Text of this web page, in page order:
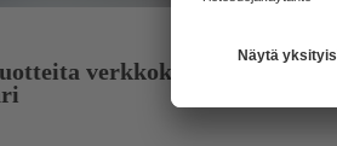
verkkokaupastamme –